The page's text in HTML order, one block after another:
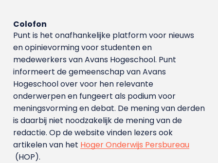
Colofon
Punt is het onafhankelijke platform voor nieuws
en opinievorming voor studenten en
medewerkers van Avans Hoge­school. Punt
informeert de gemeenschap van Avans
Hogeschool over voor hen relevante
onderwerpen en fungeert als podium voor
meningsvorming en debat. De mening van derden
is daarbij niet noodzakelijk de mening van de
redactie. Op de website vinden lezers ook
artikelen van het Hoger Onderwijs Persbureau
(HOP).